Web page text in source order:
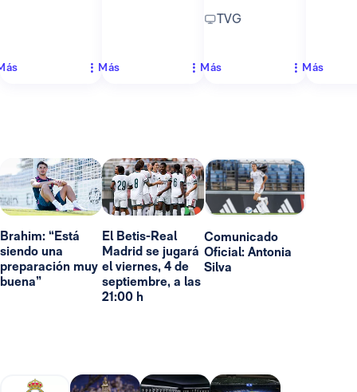
Más
TVG
Más Más
Brahim: “Está
siendo una
preparación muy
buena”
El Betis-Real
Madrid se jugará
el viernes, 4 de
septiembre, a las
21:00 h
Comunicado
Oficial: Antonia
Silva